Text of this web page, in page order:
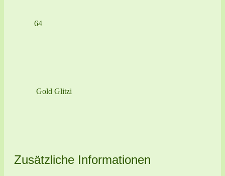
64
Gold Glitzi
Zusätzliche Informationen